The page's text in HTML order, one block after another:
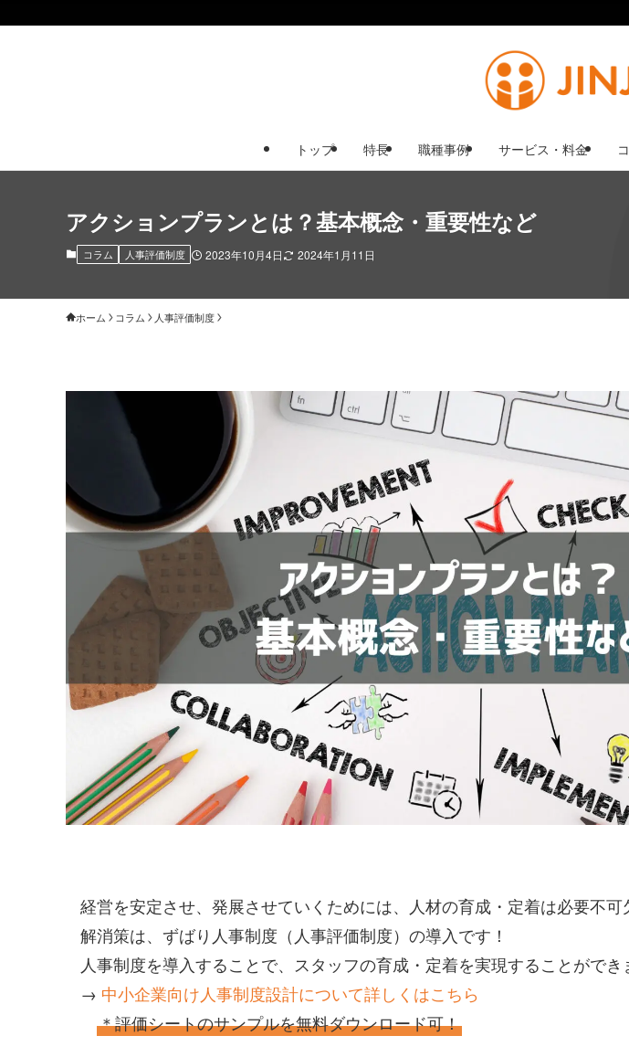
トップ 特長 職種事例 サービス・料金
アクションプランとは？基本概念・重要性など
コラム 人事評価制度 2023年10月4日 2024年1月11日
ホーム コラム 人事評価制度
経営を安定させ、発展させていくためには、人材の育成・定着は必要不
解消策は、ずばり人事制度（人事評価制度）の導入です！
人事制度を導入することで、スタッフの育成・定着を実現することができ
→ 中小企業向け人事制度設計について詳しくはこちら
＊評価シートのサンプルを無料ダウンロード可！